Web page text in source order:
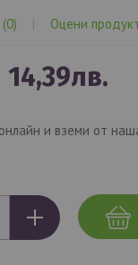
(0) | Оцени
14,39лв.
и вземи от